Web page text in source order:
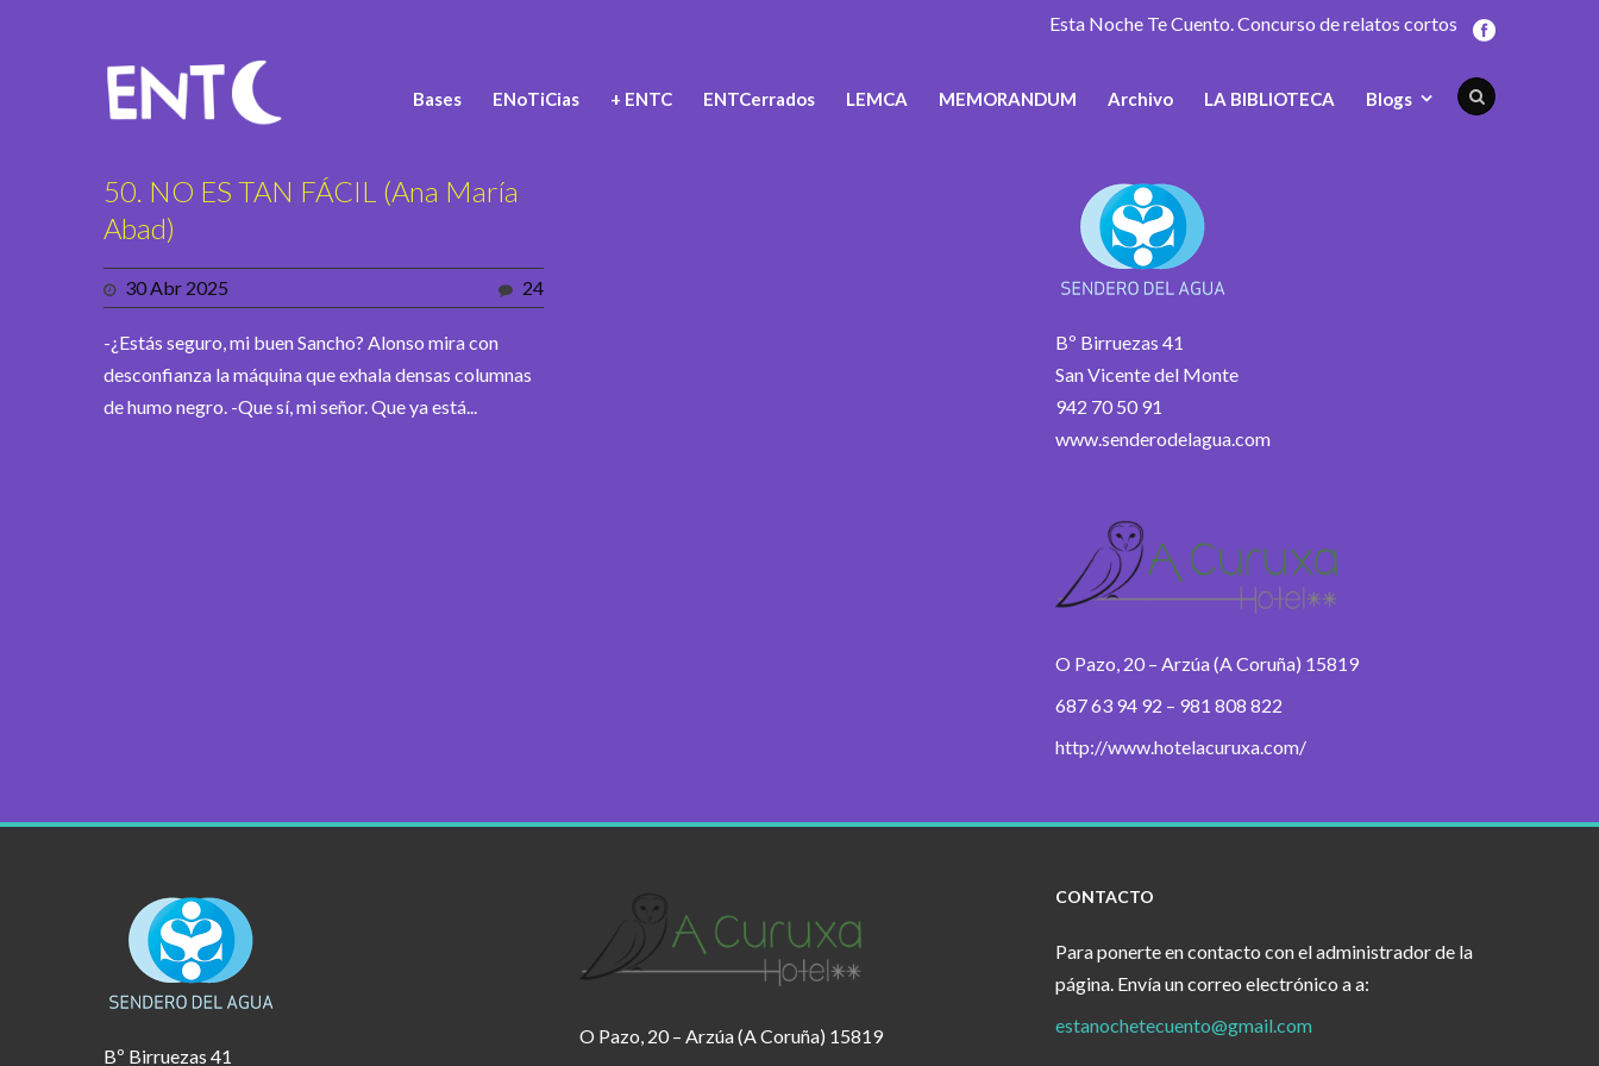
Esta Noche Te Cuento. Concurso de relatos cortos
Bases ENoTiCias + ENTC ENTCerrados LEMCA MEMORANDUM Archivo LA BIBLIOTECA Blogs
50. NO ES TAN FÁCIL (Ana María
Abad)
30 Abr 2025 24
-¿Estás seguro, mi buen Sancho? Alonso mira con
desconfianza la máquina que exhala densas columnas
de humo negro. -Que sí, mi señor. Que ya está...
Bº Birruezas 41
San Vicente del Monte
942 70 50 91
www.senderodelagua.com
O Pazo, 20 – Arzúa (A Coruña) 15819
687 63 94 92 – 981 808 822
http://www.hotelacuruxa.com/
Bº Birruezas 41
O Pazo, 20 – Arzúa (A Coruña) 15819
CONTACTO
Para ponerte en contacto con el administrador de la
página. Envía un correo electrónico a a:
estanochetecuento@gmail.com